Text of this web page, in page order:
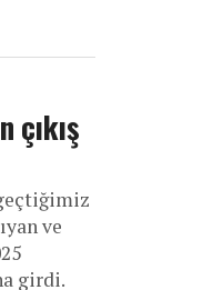
çıkış
ve
girdi.